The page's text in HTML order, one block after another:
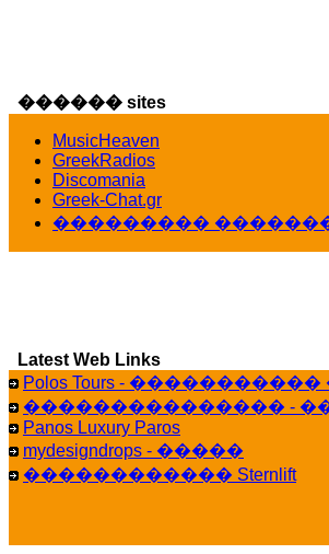
������� ���������
16:39
veronica :[URL] ���� ���;
10:19
LavantiS :���� ����� �
16:11
veronica :����� ��� 13
Galatea :Efharist&oacute;
03:56
LavantiS :that's great news!
14:35
Galatea :�� ����� ����
21:35
������ sites
MusicHeaven
GreekRadios
Discomania
Greek-Chat.gr
���������
Latest Web Links
Polos Tours -
��������������� -
Panos Luxury Paros
mydesigndrops - �����
������������ Sternlift